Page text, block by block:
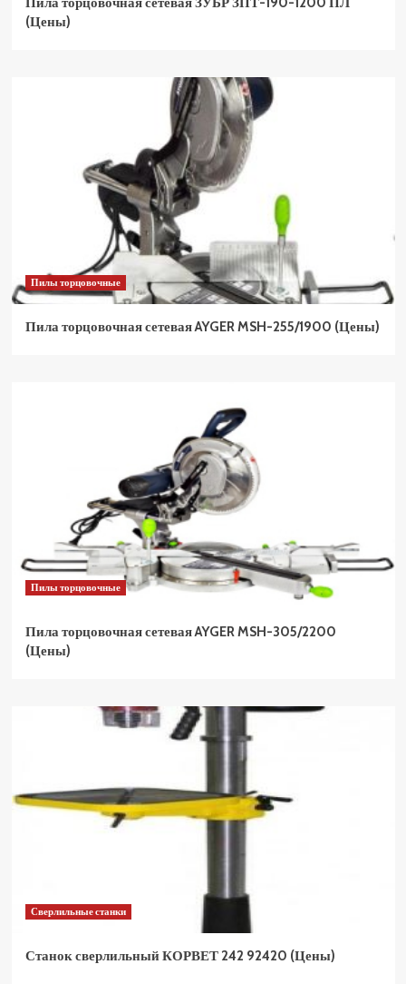
(Цены)
Пилы торцовочные
Пила торцовочная сетевая AYGER MSH-255/1900 (Цены)
Пилы торцовочные
Пила торцовочная сетевая AYGER MSH-305/2200
(Цены)
Сверлильные станки
Станок сверлильный КОРВЕТ 242 92420 (Цены)